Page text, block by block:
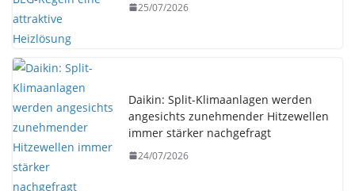
25/07/2026
Daikin: Split-Klimaanlagen werden
angesichts zunehmender Hitzewellen
immer stärker nachgefragt
24/07/2026